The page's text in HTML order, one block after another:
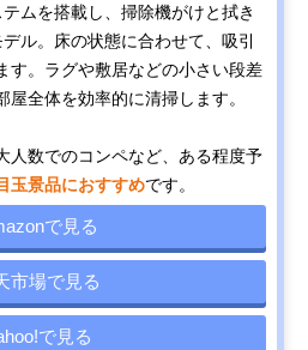
ムを搭載し、掃除機がけと拭き
ル。床の状態に合わせて、吸引
す。ラグや敷居などの小さい段差
全体を効率的に清掃します。
人数でのコンペなど、ある程度予
玉景品におすすめです。
で見る
市場で見る
で見る